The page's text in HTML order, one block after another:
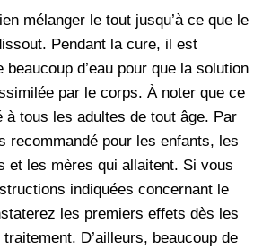
mélanger le tout jusqu’à ce que le
Pendant la cure, il est
beaucoup d’eau pour que la solution
par le corps. Ànoter que ce
à tous les adultes de tout âge. Par
recommandé pour les enfants, les
et les mères qui allaitent. Si vous
indiquées concernant le
les premiers effets dès les
D’ailleurs, beaucoup de